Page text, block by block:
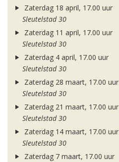
Zaterdag 18 april, 17.00 uur
Sleutelstad 30
Zaterdag 11 april, 17.00 uur
Sleutelstad 30
Zaterdag 4 april, 17.00 uur
Sleutelstad 30
Zaterdag 28 maart, 17.00 uur
Sleutelstad 30
Zaterdag 21 maart, 17.00 uur
Sleutelstad 30
Zaterdag 14 maart, 17.00 uur
Sleutelstad 30
Zaterdag 7 maart, 17.00 uur